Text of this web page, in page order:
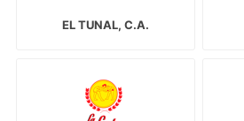
EL TUNAL, C.A.